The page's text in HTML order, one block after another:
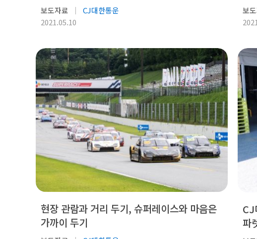
보도자료
CJ대한통운
2021.05.10
보
현장 관람과 거리 두기, 슈퍼레이스와 마음은
가까이 두기
CJ
파